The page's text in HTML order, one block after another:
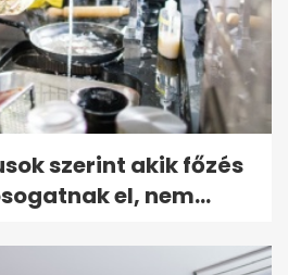
szerint akik főzés
el, nem...